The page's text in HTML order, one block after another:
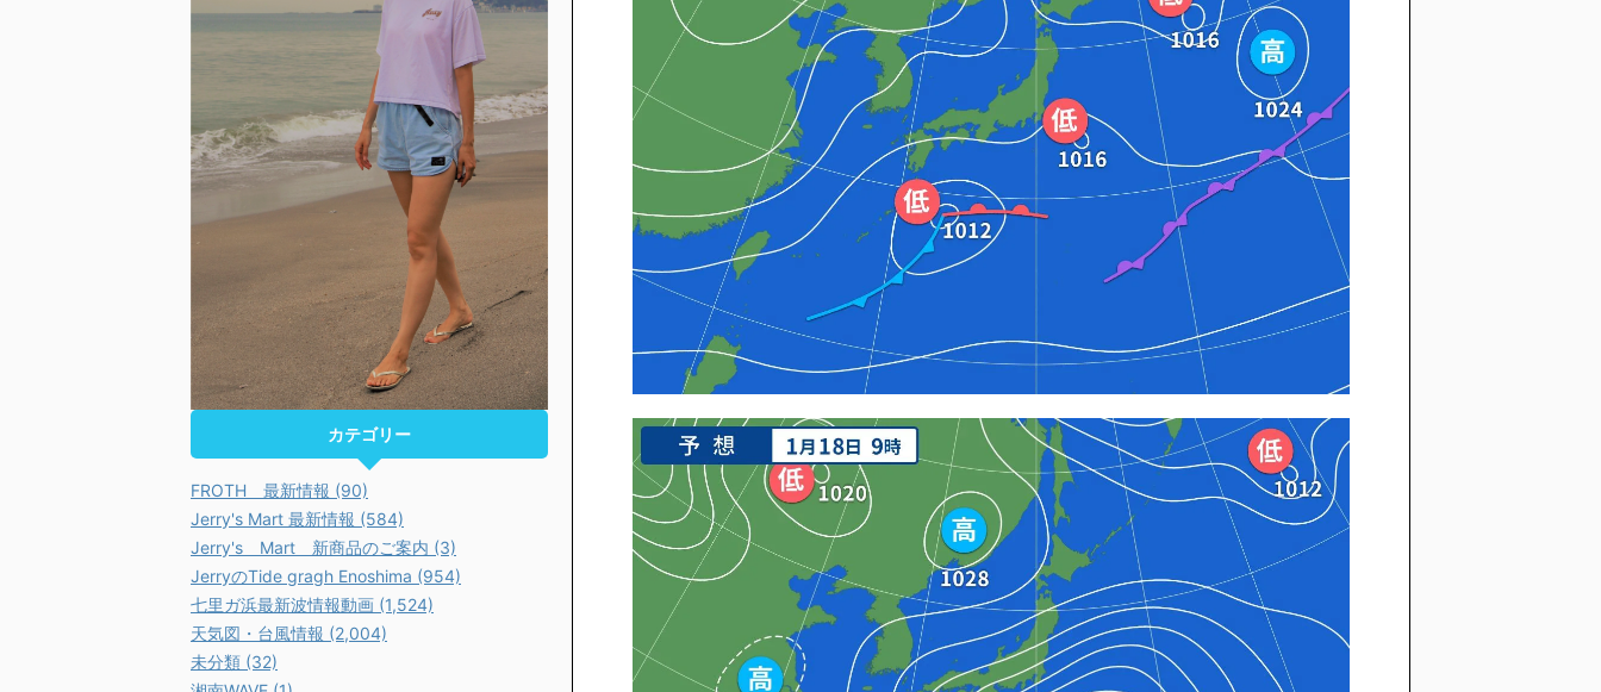
カテゴリー
FROTH 最新情報 (90)
Jerry's Mart 最新情報 (584)
Jerry's Mart 新商品のご案内 (3)
JerryのTide gragh Enoshima (954)
七里ガ浜最新波情報動画 (1,524)
天気図・台風情報 (2,004)
未分類 (32)